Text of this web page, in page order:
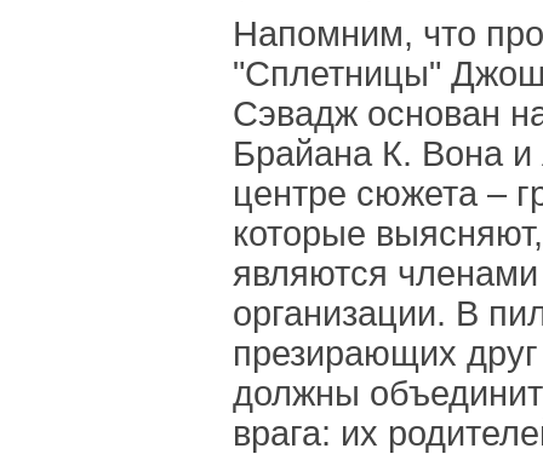
Напомним, что
"Сплетницы"
Сэвадж основан
Брайана К. Вона
центре сюжета –
которые
являются
организации. В
презирающих
должны
врага: их